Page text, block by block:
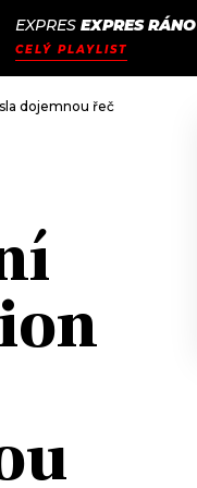
EXPRES EXPRES RÁNO
CELÝ PLAYLIST
dojemnou řeč